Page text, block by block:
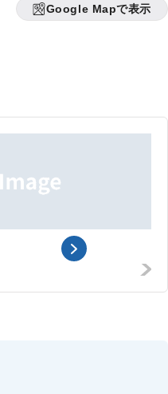
Google Mapで表示